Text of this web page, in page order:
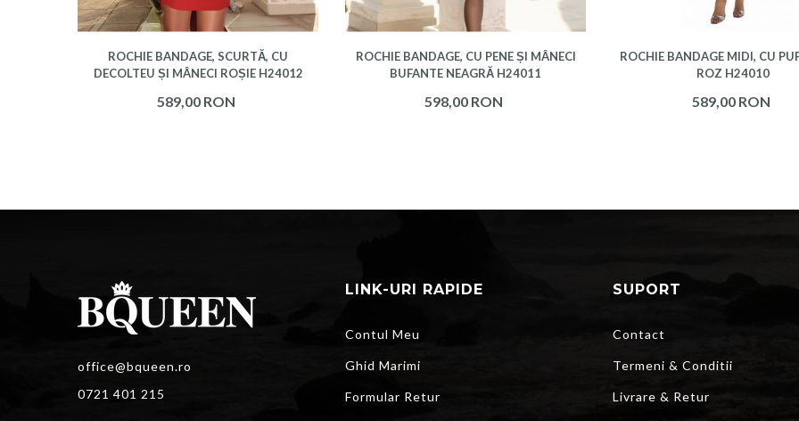
ROCHIE BANDAGE, SCURTĂ, CU
DECOLTEU ȘI MÂNECI ROȘIE H24012
589,00 RON
ROCHIE BANDAGE, CU PENE ȘI MÂNECI
BUFANTE NEAGRĂ H24011
598,00 RON
ROCHIE BANDAGE MIDI, CU
ROZ H24010
589,00 RON
office@bqueen.ro
0721 401 215
LINK-URI RAPIDE
Contul Meu
Ghid Marimi
Formular Retur
SUPORT
Contact
Termeni & Conditii
Livrare & Retur